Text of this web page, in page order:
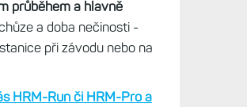
průběhem a hlavně
a doba nečinosti -
při závodu nebo na
HRM-Run či HRM-Pro a